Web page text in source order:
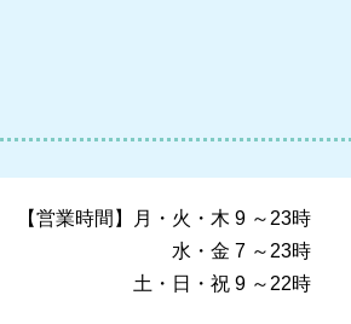
【営業時間】月・火・木 9 ～23時
水・金 7 ～23時
土・日・祝 9 ～22時